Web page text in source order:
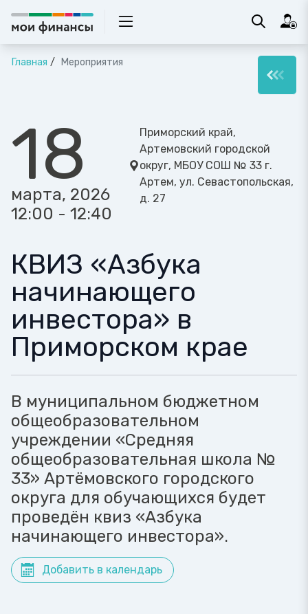
Главная Мероприятия
18
марта, 2026
12:00 - 12:40
Приморский край,
Артемовский городской
округ, МБОУ СОШ № 33 г.
Артем, ул. Севастопольская,
д. 27
КВИЗ «Азбука
начинающего
инвестора» в
Приморском крае
В муниципальном бюджетном
общеобразовательном
учреждении «Средняя
общеобразовательная школа №
33» Артёмовского городского
округа для обучающихся будет
проведён квиз «Азбука
начинающего инвестора».
Добавить в календарь